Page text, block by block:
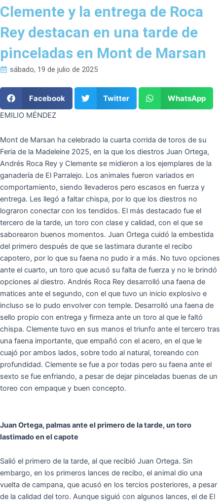
Clemente y la entrega de Roca
Rey destacan en una tarde de
pinceladas en Mont de Marsan
sábado, 19 de julio de 2025
Facebook Twitter WhatsApp
EMILIO MÉNDEZ
Mont de Marsan ha celebrado la cuarta corrida de toros de su
Feria de la Madeleine 2025, en la que los diestros Juan Ortega,
Andrés Roca Rey y Clemente se midieron a los ejemplares de la
ganadería de El Parralejo. Los animales fueron variados en
comportamiento, siendo llevaderos pero escasos en fuerza y
entrega. Les llegó a faltar chispa, por lo que los diestros no
lograron conectar con los tendidos. El más destacado fue el
tercero de la tarde, un toro con clase y calidad, con el que se
saborearon buenos momentos. Juan Ortega cuidó la embestida
del primero después de que se lastimara durante el recibo
capotero, por lo que su faena no pudo ir a más. No tuvo opciones
ante el cuarto, un toro que acusó su falta de fuerza y no le brindó
opciones al diestro. Andrés Roca Rey desarrolló una faena de
matices ante el segundo, con el que tuvo un inicio explosivo e
incluso se lo pudo envolver con temple. Desarrolló una faena de
sello propio con entrega y firmeza ante un toro al que le faltó
chispa. Clemente tuvo en sus manos el triunfo ante el tercero tras
una faena importante, que empañó con el acero, en el que le
cuajó por ambos lados, sobre todo al natural, toreando con
profundidad. Clemente se fue a por todas pero su faena ante el
sexto se fue enfriando, a pesar de dejar pinceladas buenas de un
toreo con empaque y buen concepto.
Juan Ortega, palmas ante el primero de la tarde, un toro
lastimado en el capote
Salió el primero de la tarde, al que recibió Juan Ortega. Sin
embargo, en los primeros lances de recibo, el animal dio una
vuelta de campana, que acusó en los tercios posteriores, a pesar
de la calidad del toro. Aunque siguió con algunos lances, el de El